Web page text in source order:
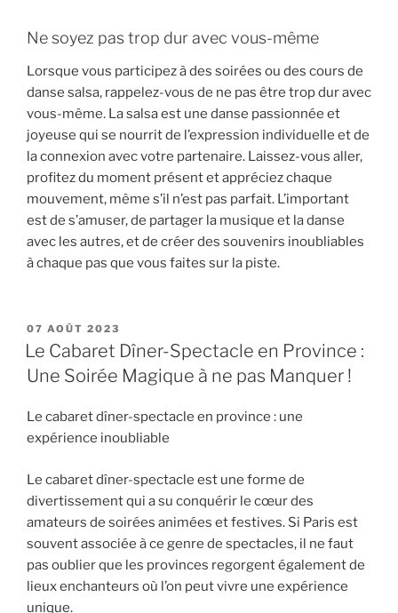
Ne soyez pas trop dur avec vous-même
Lorsque vous participez à des soirées ou des cours de
danse salsa, rappelez-vous de ne pas être trop dur avec
vous-même. La salsa est une danse passionnée et
joyeuse qui se nourrit de l’expression individuelle et de
la connexion avec votre partenaire. Laissez-vous aller,
profitez du moment présent et appréciez chaque
mouvement, même s’il n’est pas parfait. L’important
est de s’amuser, de partager la musique et la danse
avec les autres, et de créer des souvenirs inoubliables
à chaque pas que vous faites sur la piste.
PUBLIÉ
LE
07 AOÛT 2023
Le Cabaret Dîner-Spectacle en Province :
Une Soirée Magique à ne pas Manquer !
Le cabaret dîner-spectacle en province : une
expérience inoubliable
Le cabaret dîner-spectacle est une forme de
divertissement qui a su conquérir le cœur des
amateurs de soirées animées et festives. Si Paris est
souvent associée à ce genre de spectacles, il ne faut
pas oublier que les provinces regorgent également de
lieux enchanteurs où l’on peut vivre une expérience
unique.